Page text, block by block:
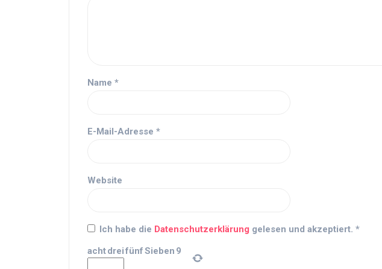
Name *
E-Mail-Adresse *
Website
Ich habe die Datenschutzerklärung gelesen und akzeptiert. *
achtdreifünfSieben 9